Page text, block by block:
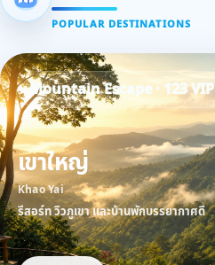
POPULAR DESTINATIONS
Mountain Escape · 123 VIP
เขาใหญ่
Khao Yai
รีสอร์ท วิวภูเขา และบ้านพักบรรยากาศดี